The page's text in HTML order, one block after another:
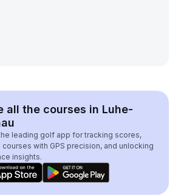
all the courses in Luhe-
leading golf app for tracking scores,
courses with GPS precision, and unlocking
insights.